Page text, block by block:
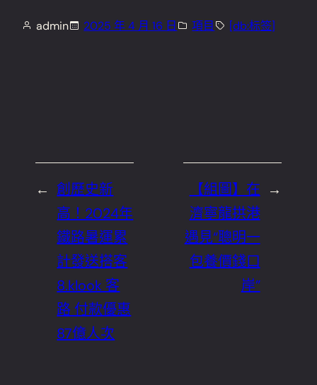
admin 2025 年 4 月 16 日 項目 [db:标签]
← 創歷史新
高！2024年
鐵路暑運累
計發送搭客
8.klook 客
路 付款優惠
87億人次
→
【組圖】在
濟寧龍拱港
遇見“聰明一
包養價錢口
岸”